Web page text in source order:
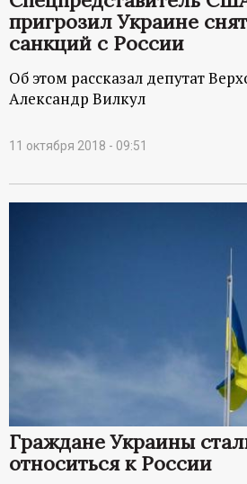
пригрозил Украине
санкций с России
Об этом рассказал депутат
Александр Вилкул
11 октября 2018 - 09:51
Граждане Украины
относиться к России